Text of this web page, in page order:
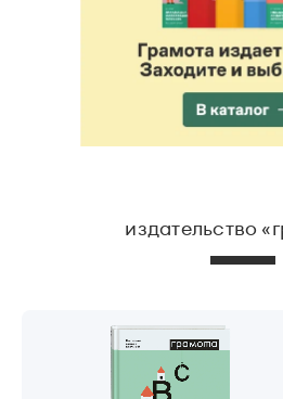
издательство